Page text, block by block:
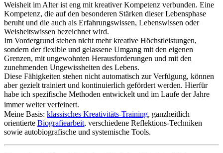
Weisheit im Alter ist eng mit kreativer Kompetenz verbunden. Eine
Kompetenz, die auf den besonderen Stärken dieser Lebensphase
beruht und die auch als Erfahrungswissen, Lebenswissen oder
Weisheitswissen bezeichnet wird.
Im Vordergrund stehen nicht mehr kreative Höchstleistungen,
sondern der flexible und gelassene Umgang mit den eigenen
Grenzen, mit ungewohnten Herausforderungen und mit den
zunehmenden Ungewissheiten des Lebens.
Diese Fähigkeiten stehen nicht automatisch zur Verfügung, können
aber gezielt trainiert und kontinuierlich gefördert werden. Hierfür
habe ich spezifische Methoden entwickelt und im Laufe der Jahre
immer weiter verfeinert.
Meine Basis: klassisches Kreativitäts-Training, ganzheitlich
orientierte Biografiearbeit, verschiedene Reflektions-Techniken
sowie autobiografische und systemische Tools.